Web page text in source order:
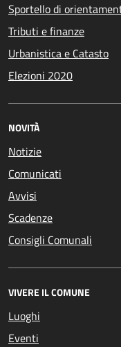
Sportello di
Tributi e finanze
Urbanistica e Catasto
Elezioni 2020
NOVITÀ
Notizie
Comunicati
Avvisi
Scadenze
Consigli Comunali
VIVERE IL COMUNE
Luoghi
Eventi